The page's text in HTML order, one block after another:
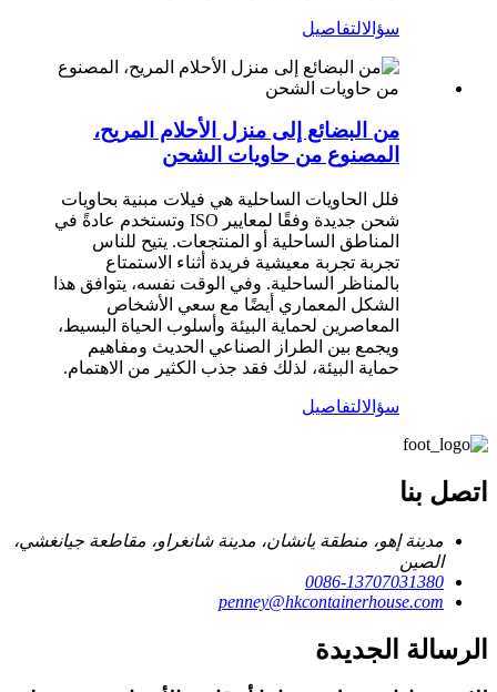
سؤالالتفاصيل
من البضائع إلى منزل الأحلام المريح،
المصنوع من حاويات الشحن
فلل الحاويات الساحلية هي فيلات مبنية بحاويات
شحن جديدة وفقًا لمعايير ISO وتستخدم عادةً في
المناطق الساحلية أو المنتجعات. يتيح للناس
تجربة تجربة معيشية فريدة أثناء الاستمتاع
بالمناظر الساحلية. وفي الوقت نفسه، يتوافق هذا
الشكل المعماري أيضًا مع سعي الأشخاص
المعاصرين لحماية البيئة وأسلوب الحياة البسيط،
ويجمع بين الطراز الصناعي الحديث ومفاهيم
حماية البيئة، لذلك فقد جذب الكثير من الاهتمام.
سؤالالتفاصيل
اتصل بنا
مدينة إهو، منطقة يانشان، مدينة شانغراو، مقاطعة جيانغشي،
الصين
0086-13707031380
penney@hkcontainerhouse.com
الرسالة الجديدة